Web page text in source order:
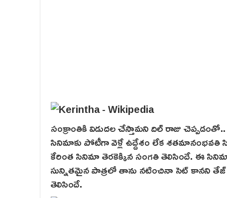
సంక్రాంతికి విడుదల చేస్తామని దిల్ రాజు
సినిమాకు పోటీగా వెళ్లే ఉద్దేశం లేక
కేరింత సినిమా తెర‌కెక్కిన సంగతి తెలిసిందే. ఈ
సున్నితమైన పాత్రలో తాను నటించినా సెట్ కానని
తెలిసిందే.